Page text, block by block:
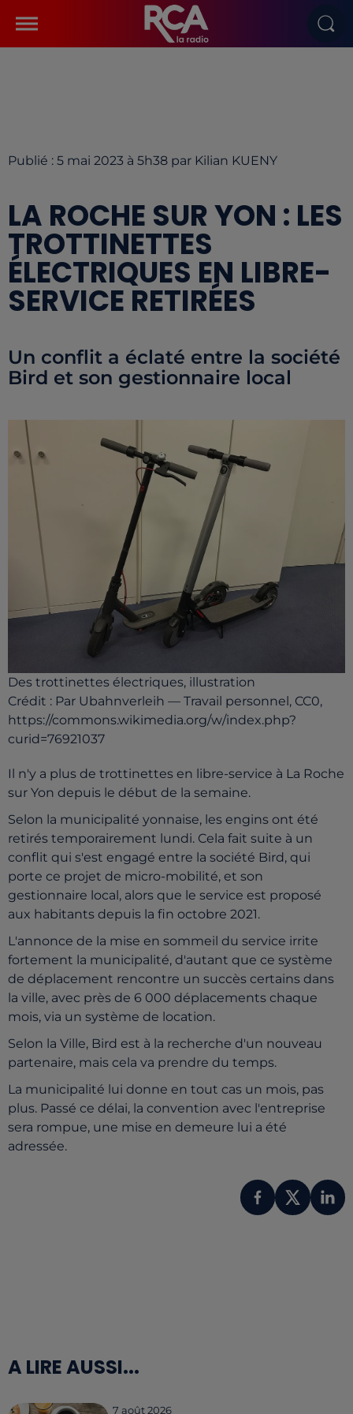
Publié : 5 mai 2023 à 5h38 par Kilian KUENY
LA ROCHE SUR YON : LES
TROTTINETTES
ÉLECTRIQUES EN LIBRE-
SERVICE RETIRÉES
Un conflit a éclaté entre la société
Bird et son gestionnaire local
Des trottinettes électriques, illustration
Crédit : Par Ubahnverleih — Travail personnel, CC0,
https://commons.wikimedia.org/w/index.php?
curid=76921037
Il n'y a plus de trottinettes en libre-service à La Roche
sur Yon depuis le début de la semaine.
Selon la municipalité yonnaise, les engins ont été
retirés temporairement lundi. Cela fait suite à un
conflit qui s'est engagé entre la société Bird, qui
porte ce projet de micro-mobilité, et son
gestionnaire local, alors que le service est proposé
aux habitants depuis la fin octobre 2021.
L'annonce de la mise en sommeil du service irrite
fortement la municipalité, d'autant que ce système
de déplacement rencontre un succès certains dans
la ville, avec près de 6 000 déplacements chaque
mois, via un système de location.
Selon la Ville, Bird est à la recherche d'un nouveau
partenaire, mais cela va prendre du temps.
La municipalité lui donne en tout cas un mois, pas
plus. Passé ce délai, la convention avec l'entreprise
sera rompue, une mise en demeure lui a été
adressée.
A LIRE AUSSI...
7 août 2026